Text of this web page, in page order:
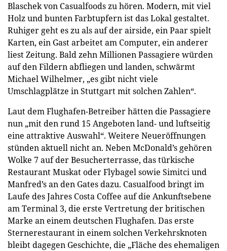
Blaschek von Casualfoods zu hören. Modern, mit viel
Holz und bunten Farbtupfern ist das Lokal gestaltet.
Ruhiger geht es zu als auf der airside, ein Paar spielt
Karten, ein Gast arbeitet am Computer, ein anderer
liest Zeitung. Bald zehn Millionen Passagiere würden
auf den Fildern abfliegen und landen, schwärmt
Michael Wilhelmer, „es gibt nicht viele
Umschlagplätze in Stuttgart mit solchen Zahlen“.
Laut dem Flughafen-Betreiber hätten die Passagiere
nun „mit den rund 15 Angeboten land- und luftseitig
eine attraktive Auswahl“. Weitere Neueröffnungen
stünden aktuell nicht an. Neben McDonald’s gehören
Wolke 7 auf der Besucherterrasse, das türkische
Restaurant Muskat oder Flybagel sowie Simitci und
Manfred’s an den Gates dazu. Casualfood bringt im
Laufe des Jahres Costa Coffee auf die Ankunftsebene
am Terminal 3, die erste Vertretung der britischen
Marke an einem deutschen Flughafen. Das erste
Sternerestaurant in einem solchen Verkehrsknoten
bleibt dagegen Geschichte, die „Fläche des ehemaligen